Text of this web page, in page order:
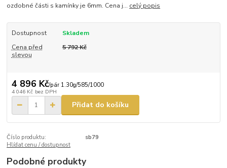
ozdobné části s kamínky je 6mm. Cena j... celý popis
Dostupnost
Skladem
Cena před
slevou
5 792 Kč
4 896 Kč/pár 1.30g/585/1000
4 046 Kč bez DPH
Přidat do košíku
Číslo produktu:
sb79
Hlídat cenu / dostupnost
Podobné produkty